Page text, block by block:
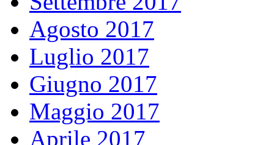
Agosto 2017
Luglio 2017
Giugno 2017
Maggio 2017
Aprile 2017